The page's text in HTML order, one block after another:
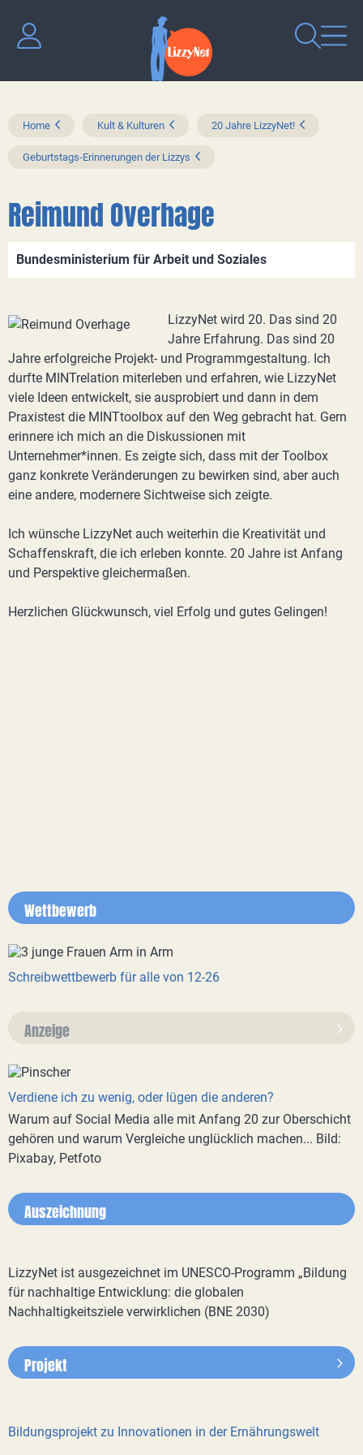
Home Kult & Kulturen 20 Jahre LizzyNet!
Geburtstags-Erinnerungen der Lizzys
Reimund Overhage
Bundesministerium für Arbeit und Soziales
LizzyNet wird 20. Das sind 20
Jahre Erfahrung. Das sind 20
Jahre erfolgreiche Projekt- und Programmgestaltung. Ich
durfte MINTrelation miterleben und erfahren, wie LizzyNet
viele Ideen entwickelt, sie ausprobiert und dann in dem
Praxistest die MINTtoolbox auf den Weg gebracht hat. Gern
erinnere ich mich an die Diskussionen mit
Unternehmer*innen. Es zeigte sich, dass mit der Toolbox
ganz konkrete Veränderungen zu bewirken sind, aber auch
eine andere, modernere Sichtweise sich zeigte.
Ich wünsche LizzyNet auch weiterhin die Kreativität und
Schaffenskraft, die ich erleben konnte. 20 Jahre ist Anfang
und Perspektive gleichermaßen.
Herzlichen Glückwunsch, viel Erfolg und gutes Gelingen!
Wettbewerb
Schreibwettbewerb für alle von 12-26
Anzeige
Verdiene ich zu wenig, oder lügen die anderen?
Warum auf Social Media alle mit Anfang 20 zur Oberschicht
gehören und warum Vergleiche unglücklich machen... Bild:
Pixabay, Petfoto
Auszeichnung
LizzyNet ist ausgezeichnet im UNESCO-Programm „Bildung
für nachhaltige Entwicklung: die globalen
Nachhaltigkeitsziele verwirklichen (BNE 2030)
Projekt
Bildungsprojekt zu Innovationen in der Ernährungswelt